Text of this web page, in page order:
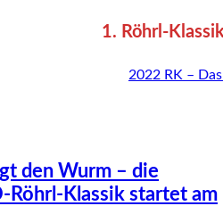
1. Röhrl-
2022 RK –
den Wurm – die
Röhrl-Klassik startet am